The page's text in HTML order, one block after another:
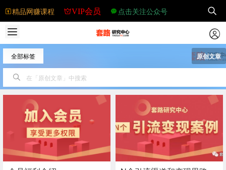
精品网赚课程 VIP会员 点击关注公众号
全部标签 原创文章